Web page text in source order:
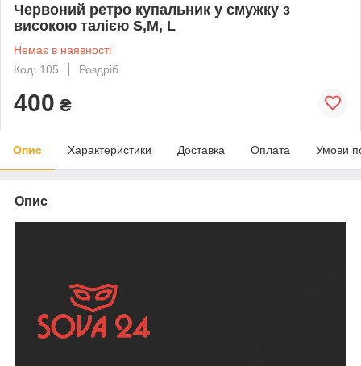
Червоний ретро купальник у смужку з
високою талією S,M, L
Немає в наявності
Код: 105
Роздріб
400 ₴
Опис Характеристики Доставка Оплата Умови
Опис